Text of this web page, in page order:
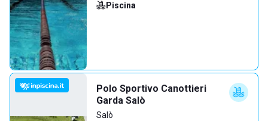
Piscina
Polo Sportivo Canottieri
Garda Salò
Salò